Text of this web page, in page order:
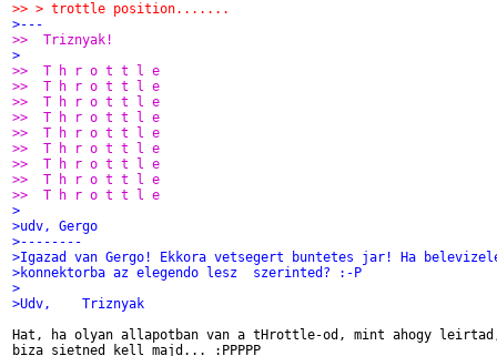
>> > trottle position.......
>---
>>  Triznyak!
>
>>  T h r o t t l e
>>  T h r o t t l e
>>  T h r o t t l e
>>  T h r o t t l e
>>  T h r o t t l e
>>  T h r o t t l e
>>  T h r o t t l e
>>  T h r o t t l e
>>  T h r o t t l e
>
>udv, Gergo
>--------
>Igazad van Gergo! Ekkora vetsegert buntetes jar! Ha
>konnektorba az elegendo lesz  szerinted? :-P
>
>Udv,    Triznyak
Hat, ha olyan allapotban van a tHrottle-od, mint ahogy
biza sietned kell majd... :PPPPP